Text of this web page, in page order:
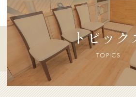
トピック
TOPICS